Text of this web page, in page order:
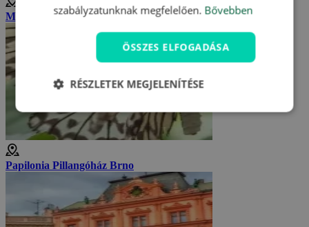
Morva Múzeum
Papilonia Pillangóház Brno
szabályzatunknak megfelelően. Bővebben
ÖSSZES ELFOGADÁSA
RÉSZLETEK MEGJELENÍTÉSE